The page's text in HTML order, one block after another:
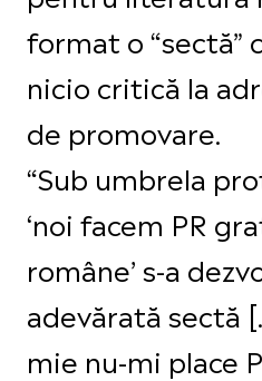
format o “sectă”
nicio critică la
de promovare.
“Sub umbrela
‘noi facem PR
române’ s-a
adevărată sectă
mie nu-mi place